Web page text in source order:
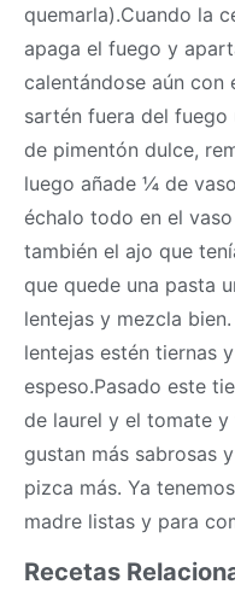
quemarla).Cuando la
apaga el fuego y
calentándose aún con
sartén fuera del fuego
de pimentón dulce,
luego añade ¼ de
échalo todo en el
también el ajo que
que quede una pasta
lentejas y mezcla
lentejas estén tiernas
espeso.Pasado este
de laurel y el tomate
gustan más sabrosas
pizca más. Ya
madre listas y para
Recetas